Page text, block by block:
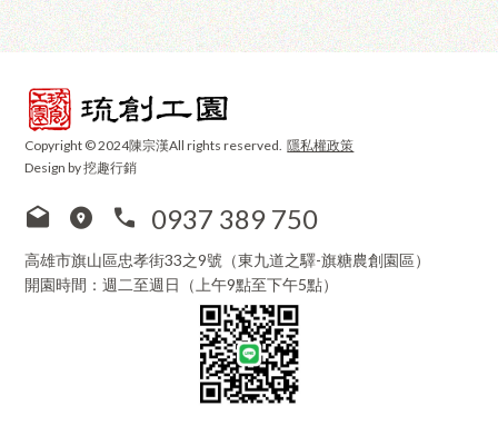
Copyright © 2024陳宗漢All rights reserved.隱私權政策
Design by 挖趣行銷
0937 389 750
高雄市旗山區忠孝街33之9號（東九道之驛-旗糖農創園區）
開園時間：週二至週日（上午9點至下午5點）